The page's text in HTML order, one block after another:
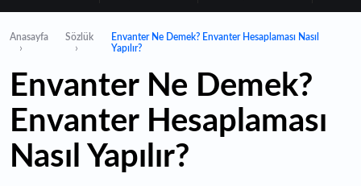
Anasayfa Sözlük
Envanter Ne Demek? Envanter Hesaplaması Nasıl
Yapılır?
Envanter Ne Demek?
Envanter Hesaplaması
Nasıl Yapılır?